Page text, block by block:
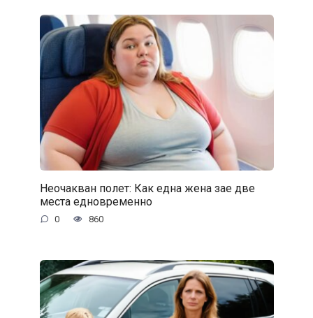
Неочакван полет: Как една жена зае две
места едновременно
0 860